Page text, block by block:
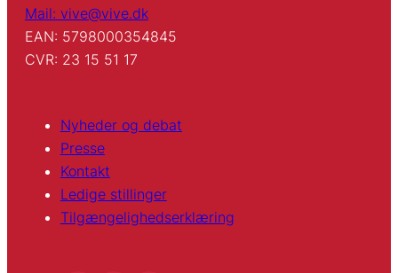
Mail: vive@vive.dk
EAN: 5798000354845
CVR: 23 15 51 17
Nyheder og debat
Presse
Kontakt
Ledige stillinger
Tilgængelighedserklæring